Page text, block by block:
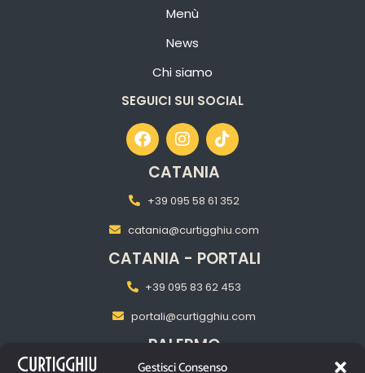
Gestisci Consenso
Menù
News
Chi siamo
SEGUICI SUI SOCIAL
CATANIA
+39 095 58 61 352
catania@curtigghiu.com
CATANIA - PORTALI
+39 095 83 62 453
portali@curtigghiu.com
PALERMO